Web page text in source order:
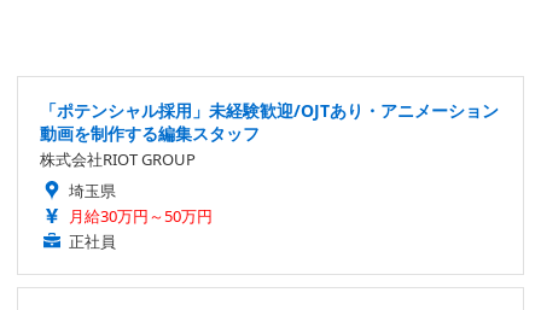
「ポテンシャル採用」未経験歓迎/OJTあり・アニメーション
動画を制作する編集スタッフ
株式会社RIOT GROUP
埼玉県
月給30万円～50万円
正社員